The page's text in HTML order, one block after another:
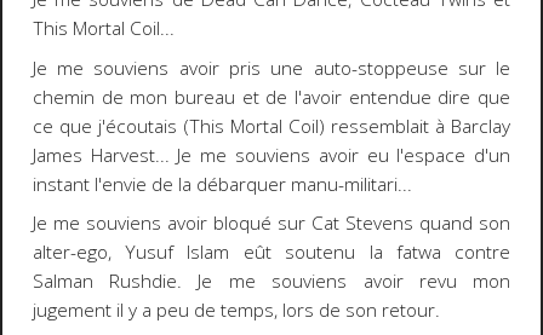
This Mortal Coil...
Je me souviens avoir pris une auto-stoppeuse sur le
chemin de mon bureau et de l'avoir entendue dire que
ce que j'écoutais (This Mortal Coil) ressemblait à Barclay
James Harvest... Je me souviens avoir eu l'espace d'un
instant l'envie de la débarquer manu-militari...
Je me souviens avoir bloqué sur Cat Stevens quand son
alter-ego, Yusuf Islam eût soutenu la fatwa contre
Salman Rushdie. Je me souviens avoir revu mon
jugement il y a peu de temps, lors de son retour.